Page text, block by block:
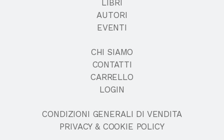
LIBRI
AUTORI
EVENTI
CHI SIAMO
CONTATTI
CARRELLO
LOGIN
CONDIZIONI GENERALI DI VENDITA
PRIVACY & COOKIE POLICY